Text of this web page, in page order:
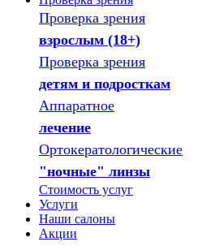
Проверка зрения
взрослым (18+)
Проверка зрения
детям и подросткам
Аппаратное
лечение
Ортокератологические
"ночные" линзы
Стоимость услуг
Услуги
Наши салоны
Акции